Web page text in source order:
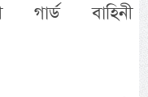
গার্ড বাহিনী